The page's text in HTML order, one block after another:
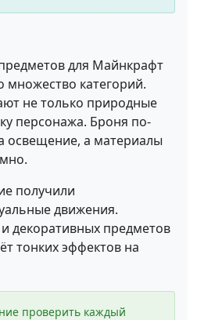
для Майнкрафт
множество категорий.
не только природные
персонажа. Броня по-
освещение, а материалы
получили
движения.
декоративных предметов
тонких эффектов на
проверить каждый